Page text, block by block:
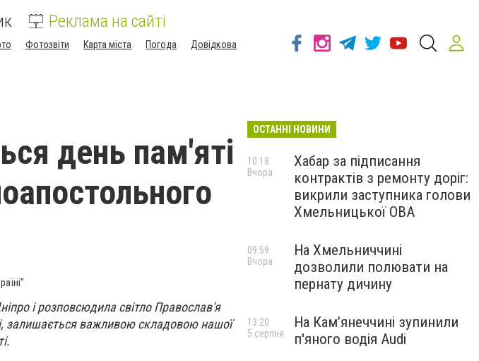
Реклама на сайті
Фотозвіти Карта міста Погода
Довідкова
день пам'яті
і розповсюдила світло Православ'я
залишається важливою складовою нашої
ОСТАННІ НОВИНИ
Хабар за підписання
контрактів з ремонту доріг:
викрили заступника голови
Хмельницької ОВА
10:18
Вчора
На Хмельниччині
дозволили полювати на
пернату дичину
09:59
Вчора
На Камʼянеччині зупинили
п'яного водія Audi
13:20
5 серпня